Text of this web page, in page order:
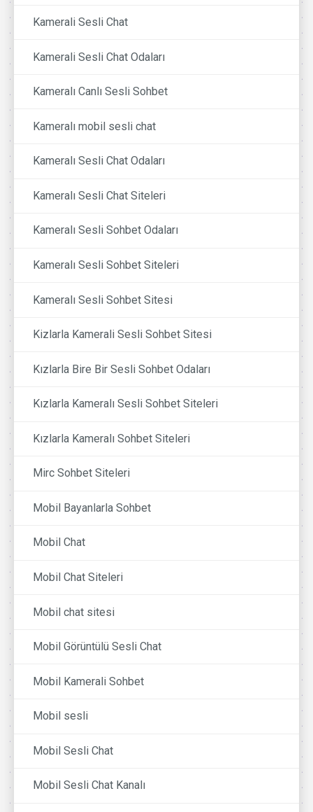
Kamerali Sesli Chat
Kamerali Sesli Chat Odaları
Kameralı Canlı Sesli Sohbet
Kameralı mobil sesli chat
Kameralı Sesli Chat Odaları
Kameralı Sesli Chat Siteleri
Kameralı Sesli Sohbet Odaları
Kameralı Sesli Sohbet Siteleri
Kameralı Sesli Sohbet Sitesi
Kizlarla Kamerali Sesli Sohbet Sitesi
Kızlarla Bire Bir Sesli Sohbet Odaları
Kızlarla Kameralı Sesli Sohbet Siteleri
Kızlarla Kameralı Sohbet Siteleri
Mirc Sohbet Siteleri
Mobil Bayanlarla Sohbet
Mobil Chat
Mobil Chat Siteleri
Mobil chat sitesi
Mobil Görüntülü Sesli Chat
Mobil Kamerali Sohbet
Mobil sesli
Mobil Sesli Chat
Mobil Sesli Chat Kanalı